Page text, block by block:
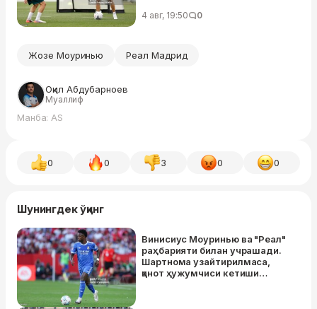
4 авг, 19:50 0
Жозе Моуринью Реал Мадрид
Оқил Абдубарноев
Муаллиф
Манба: AS
0 0 3 0 0
Шунингдек ўқинг
Винисиус Моуринью ва "Реал"
раҳбарияти билан учрашади.
Шартнома узайтирилмаса,
қанот ҳужумчиси кетиши